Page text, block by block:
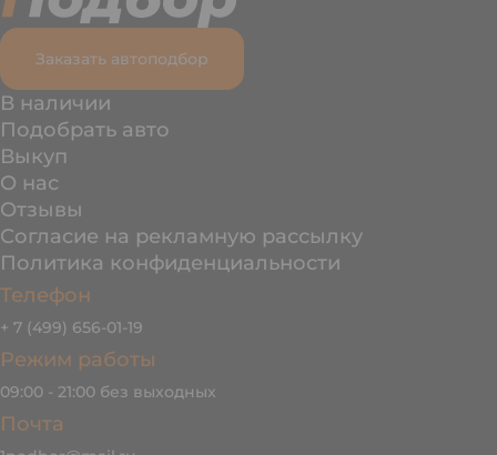
Заказать автоподбор
В наличии
Подобрать авто
Выкуп
О нас
Отзывы
Согласие на рекламную рассылку
Политика конфиденциальности
Телефон
+ 7 (499) 656-01-19
Режим работы
09:00 - 21:00 без выходных
Почта